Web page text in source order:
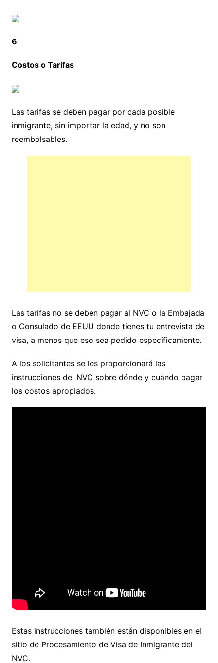
6
Costos o Tarifas
Las tarifas se deben pagar por cada posible
inmigrante, sin importar la edad, y no son
reembolsables.
Las tarifas no se deben pagar al NVC o la Embajada
o Consulado de EEUU donde tienes tu entrevista de
visa, a menos que eso sea pedido específicamente.
A los solicitantes se les proporcionará las
instrucciones del NVC sobre dónde y cuándo pagar
los costos apropiados.
Estas instrucciones también están disponibles en el
sitio de Procesamiento de Visa de Inmigrante del
NVC.